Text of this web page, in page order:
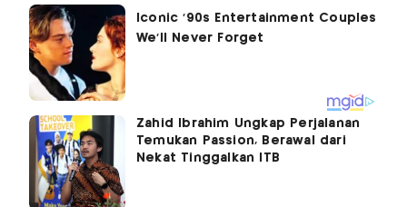
Zahid Ibrahim Ungkap Perjalanan
Temukan Passion, Berawal dari
Nekat Tinggalkan ITB